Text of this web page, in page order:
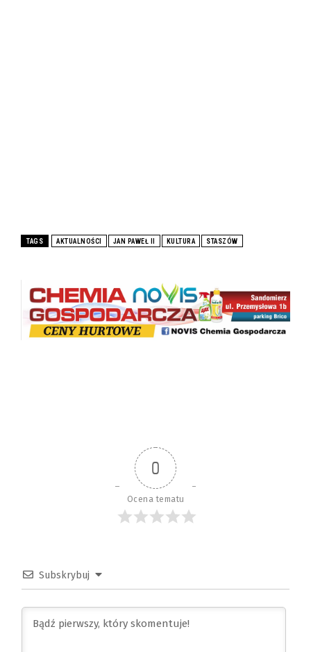
TAGS AKTUALNOŚCI JAN PAWEŁ II KULTURA STASZÓW
0
Ocena tematu
Subskrybuj